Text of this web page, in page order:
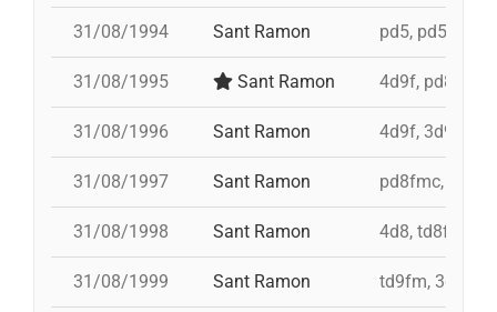
31/08/1994 Sant Ramon pd5, pd5, pd5,
31/08/1995 Sant Ramon 4d9f, pd8fmc,
31/08/1996 Sant Ramon 4d9f, 3d9f,
31/08/1997 Sant Ramon pd8fmc, td8f,
31/08/1998 Sant Ramon 4d8, td8f,
31/08/1999 Sant Ramon td9fm, 3d9f,